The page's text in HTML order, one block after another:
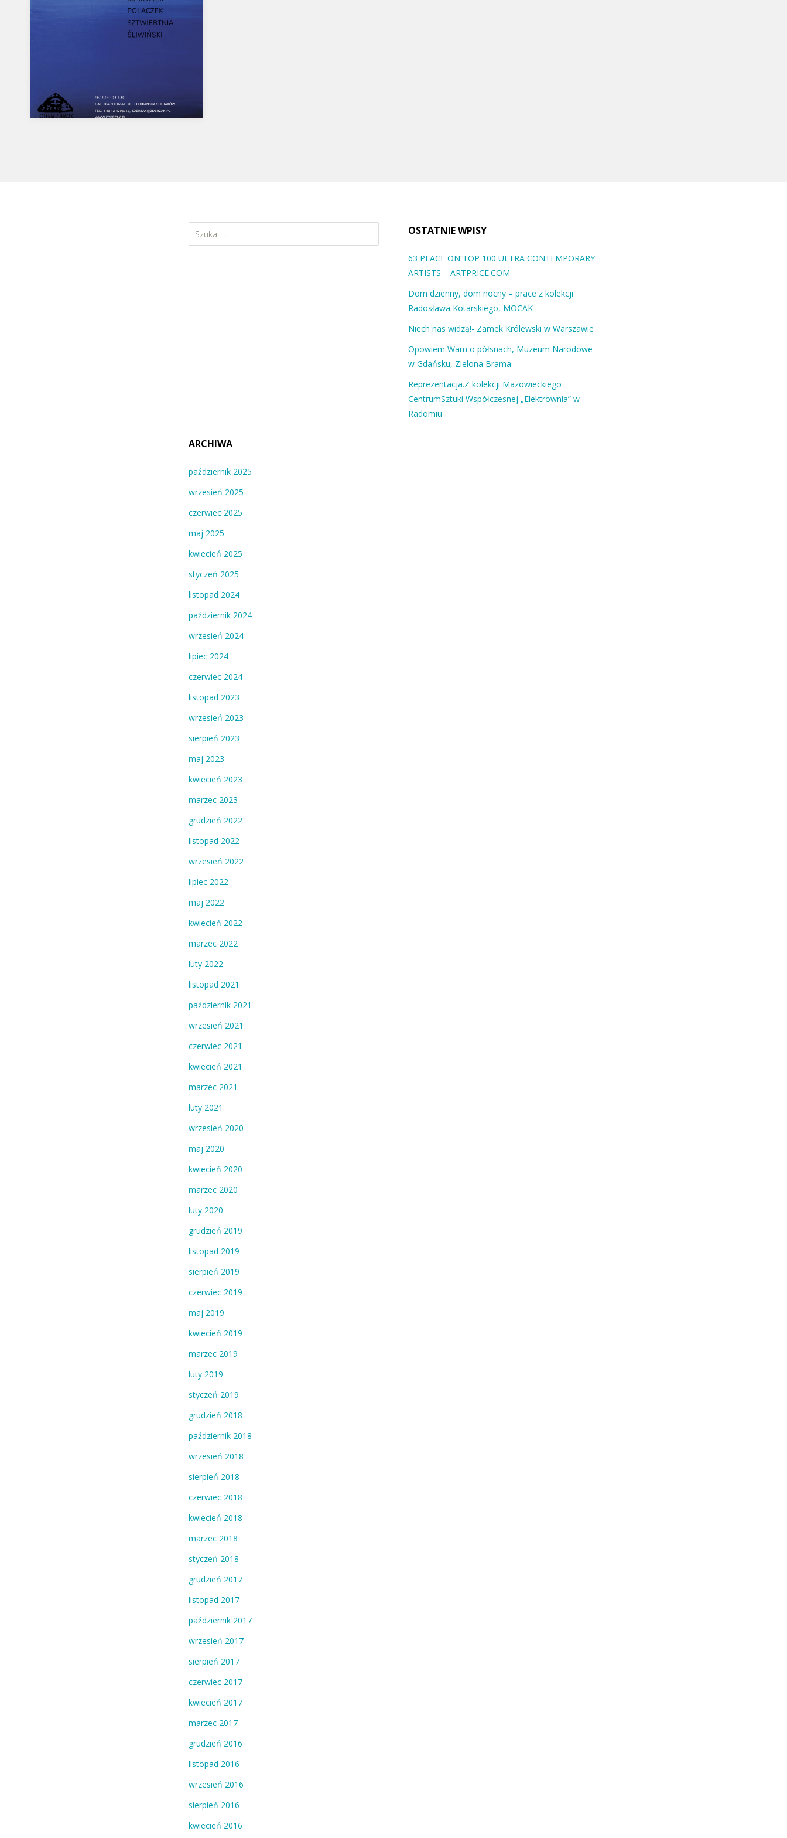
Szukaj: OSTATNIE WPISY
63 PLACE ON TOP 100 ULTRA CONTEMPORARY
ARTISTS – ARTPRICE.COM
Dom dzienny, dom nocny – prace z kolekcji
Radosława Kotarskiego, MOCAK
Niech nas widzą!- Zamek Królewski w Warszawie
Opowiem Wam o półsnach, Muzeum Narodowe
w Gdańsku, Zielona Brama
Reprezentacja.Z kolekcji Mazowieckiego
CentrumSztuki Współczesnej „Elektrownia” w
Radomiu
ARCHIWA
październik 2025
wrzesień 2025
czerwiec 2025
maj 2025
kwiecień 2025
styczeń 2025
listopad 2024
październik 2024
wrzesień 2024
lipiec 2024
czerwiec 2024
listopad 2023
wrzesień 2023
sierpień 2023
maj 2023
kwiecień 2023
marzec 2023
grudzień 2022
listopad 2022
wrzesień 2022
lipiec 2022
maj 2022
kwiecień 2022
marzec 2022
luty 2022
listopad 2021
październik 2021
wrzesień 2021
czerwiec 2021
kwiecień 2021
marzec 2021
luty 2021
wrzesień 2020
maj 2020
kwiecień 2020
marzec 2020
luty 2020
grudzień 2019
listopad 2019
sierpień 2019
czerwiec 2019
maj 2019
kwiecień 2019
marzec 2019
luty 2019
styczeń 2019
grudzień 2018
październik 2018
wrzesień 2018
sierpień 2018
czerwiec 2018
kwiecień 2018
marzec 2018
styczeń 2018
grudzień 2017
listopad 2017
październik 2017
wrzesień 2017
sierpień 2017
czerwiec 2017
kwiecień 2017
marzec 2017
grudzień 2016
listopad 2016
wrzesień 2016
sierpień 2016
kwiecień 2016